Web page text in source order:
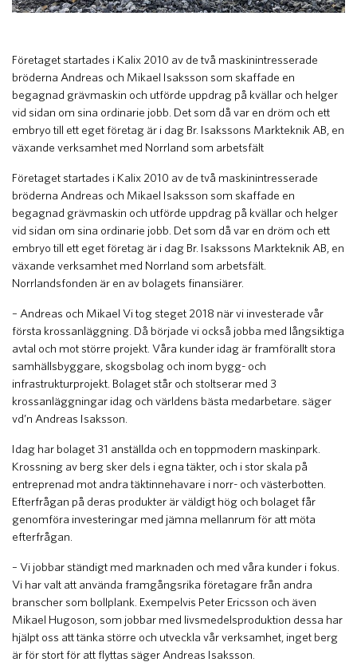
Företaget startades i Kalix 2010 av de två maskinintresserade
bröderna Andreas och Mikael Isaksson som skaffade en
begagnad grävmaskin och utförde uppdrag på kvällar och helger
vid sidan om sina ordinarie jobb. Det som då var en dröm och ett
embryo till ett eget företag är i dag Br. Isakssons Markteknik AB, en
växande verksamhet med Norrland som arbetsfält
Företaget startades i Kalix 2010 av de två maskinintresserade
bröderna Andreas och Mikael Isaksson som skaffade en
begagnad grävmaskin och utförde uppdrag på kvällar och helger
vid sidan om sina ordinarie jobb. Det som då var en dröm och ett
embryo till ett eget företag är i dag Br. Isakssons Markteknik AB, en
växande verksamhet med Norrland som arbetsfält.
Norrlandsfonden är en av bolagets finansiärer.
– Andreas och Mikael Vi tog steget 2018 när vi investerade vår
första krossanläggning. Då började vi också jobba med långsiktiga
avtal och mot större projekt. Våra kunder idag är framförallt stora
samhällsbyggare, skogsbolag och inom bygg- och
infrastrukturprojekt. Bolaget står och stoltserar med 3
krossanläggningar idag och världens bästa medarbetare. säger
vd’n Andreas Isaksson.
Idag har bolaget 31 anställda och en toppmodern maskinpark.
Krossning av berg sker dels i egna täkter, och i stor skala på
entreprenad mot andra täktinnehavare i norr- och västerbotten.
Efterfrågan på deras produkter är väldigt hög och bolaget får
genomföra investeringar med jämna mellanrum för att möta
efterfrågan.
– Vi jobbar ständigt med marknaden och med våra kunder i fokus.
Vi har valt att använda framgångsrika företagare från andra
branscher som bollplank. Exempelvis Peter Ericsson och även
Mikael Hugoson, som jobbar med livsmedelsproduktion dessa har
hjälpt oss att tänka större och utveckla vår verksamhet, inget berg
är för stort för att flyttas säger Andreas Isaksson.